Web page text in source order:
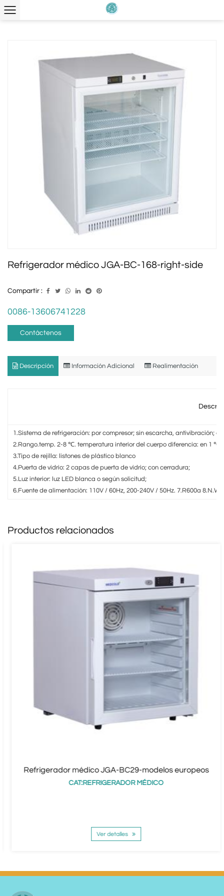
Refrigerador médico JGA-BC-168-right-side
Compartir :
0086-13606741228
Contáctenos
Descripción Información Adicional Realimentación
1.Sistema de refrigeración: por compresor; sin escarcha, antivibración;
2.Rango.temp. 2-8 ℃. temperatura interior del cuerpo diferencia: en 1 ℃.
3.Tipo de rejilla: listones de plástico blanco
4.Puerta de vidrio: 2 capas de puerta de vidrio; con cerradura;
5.Luz interior: luz LED blanca o según solicitud;
6.Fuente de alimentación: 110V / 60Hz, 200-240V / 50Hz. 7.R600a
Productos relacionados
Refrigerador médico JGA-BC29-modelos europeos
CAT:REFRIGERADOR MÉDICO
Ver detalles